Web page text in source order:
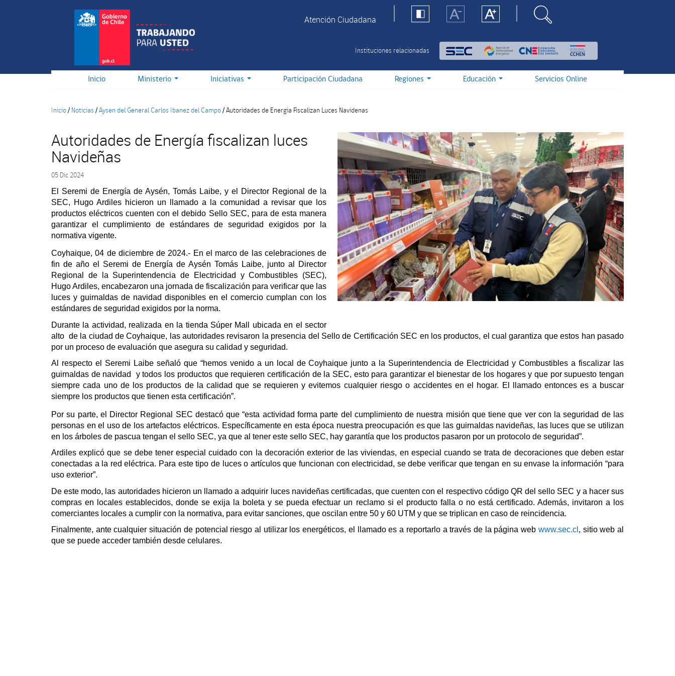
Atención Ciudadana
Instituciones relacionadas
Inicio Ministerio Iniciativas Participación Ciudadana Regiones Educación Servicios Online
Inicio/ Noticias /Aysen del General Carlos Ibanez del Campo/Autoridades de Energia Fiscalizan Luces Navidenas
Autoridades de Energía fiscalizan luces
Navideñas
05 Dic 2024
El Seremi de Energía de Aysén, Tomás Laibe, y el Director Regional de la
SEC, Hugo Ardiles hicieron un llamado a la comunidad a revisar que los
productos eléctricos cuenten con el debido Sello SEC, para de esta manera
garantizar el cumplimiento de estándares de seguridad exigidos por la
normativa vigente.
Coyhaique, 04 de diciembre de 2024.- En el marco de las celebraciones de
fin de año el Seremi de Energía de Aysén Tomás Laibe, junto al Director
Regional de la Superintendencia de Electricidad y Combustibles (SEC),
Hugo Ardiles, encabezaron una jornada de fiscalización para verificar que las
luces y guirnaldas de navidad disponibles en el comercio cumplan con los
estándares de seguridad exigidos por la norma.
Durante la actividad, realizada en la tienda Súper Mall ubicada en el sector
alto de la ciudad de Coyhaique, las autoridades revisaron la presencia del Sello de Certificación SEC en los productos, el cual garantiza que estos han pasado
por un proceso de evaluación que asegura su calidad y seguridad.
Al respecto el Seremi Laibe señaló que “hemos venido a un local de Coyhaique junto a la Superintendencia de Electricidad y Combustibles a fiscalizar las
guirnaldas de navidad y todos los productos que requieren certificación de la SEC, esto para garantizar el bienestar de los hogares y que por supuesto tengan
siempre cada uno de los productos de la calidad que se requieren y evitemos cualquier riesgo o accidentes en el hogar. El llamado entonces es a buscar
siempre los productos que tienen esta certificación”.
Por su parte, el Director Regional SEC destacó que “esta actividad forma parte del cumplimiento de nuestra misión que tiene que ver con la seguridad de las
personas en el uso de los artefactos eléctricos. Específicamente en esta época nuestra preocupación es que las guirnaldas navideñas, las luces que se utilizan
en los árboles de pascua tengan el sello SEC, ya que al tener este sello SEC, hay garantía que los productos pasaron por un protocolo de seguridad”.
Ardiles explicó que se debe tener especial cuidado con la decoración exterior de las viviendas, en especial cuando se trata de decoraciones que deben estar
conectadas a la red eléctrica. Para este tipo de luces o artículos que funcionan con electricidad, se debe verificar que tengan en su envase la información “para
uso exterior”.
De este modo, las autoridades hicieron un llamado a adquirir luces navideñas certificadas, que cuenten con el respectivo código QR del sello SEC y a hacer sus
compras en locales establecidos, donde se exija la boleta y se pueda efectuar un reclamo si el producto falla o no está certificado. Además, invitaron a los
comerciantes locales a cumplir con la normativa, para evitar sanciones, que oscilan entre 50 y 60 UTM y que se triplican en caso de reincidencia.
Finalmente, ante cualquier situación de potencial riesgo al utilizar los energéticos, el llamado es a reportarlo a través de la página web www.sec.cl , sitio web al
que se puede acceder también desde celulares.